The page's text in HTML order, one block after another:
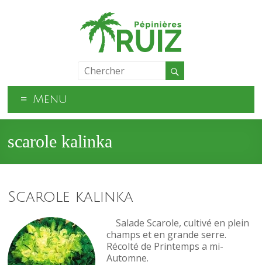
Menu
scarole kalinka
Scarole kalinka
Salade Scarole, cultivé en plein
champs et en grande serre.
Récolté de Printemps a mi-
Automne.